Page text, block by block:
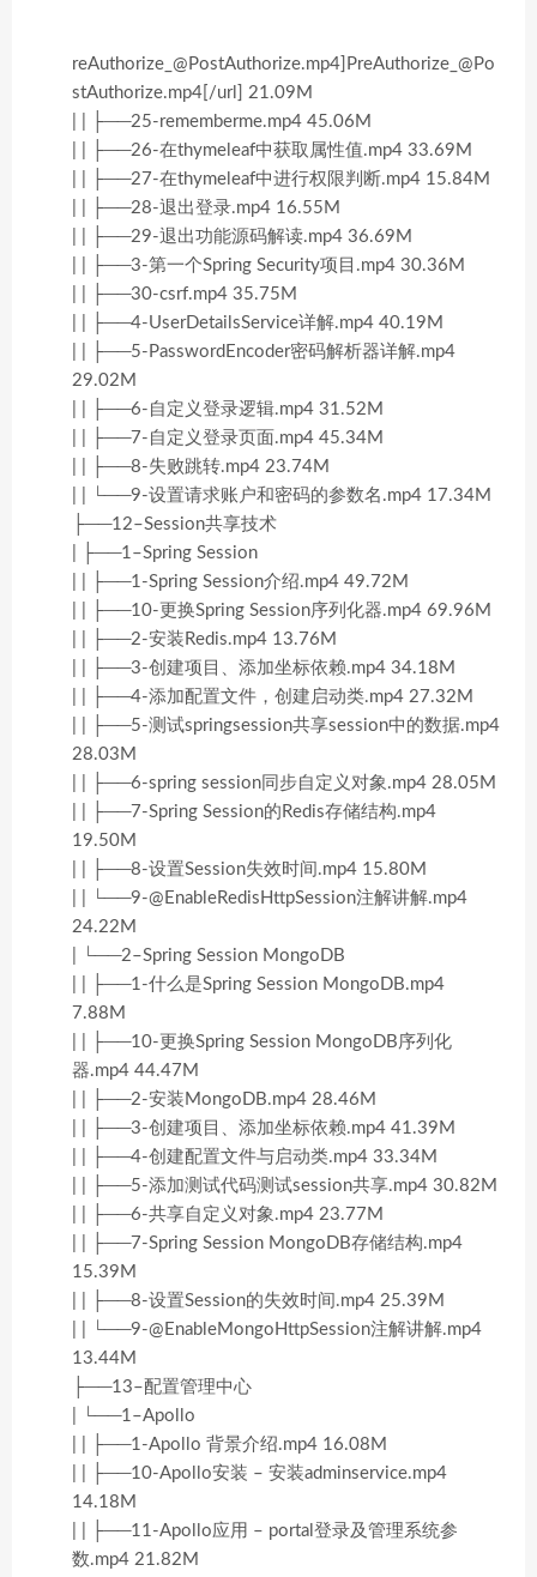
reAuthorize_@PostAuthorize.mp4]PreAuthorize_@Po
stAuthorize.mp4[/url] 21.09M
| | ├──25-rememberme.mp4 45.06M
| | ├──26-在thymeleaf中获取属性值.mp4 33.69M
| | ├──27-在thymeleaf中进行权限判断.mp4 15.84M
| | ├──28-退出登录.mp4 16.55M
| | ├──29-退出功能源码解读.mp4 36.69M
| | ├──3-第一个Spring Security项目.mp4 30.36M
| | ├──30-csrf.mp4 35.75M
| | ├──4-UserDetailsService详解.mp4 40.19M
| | ├──5-PasswordEncoder密码解析器详解.mp4
29.02M
| | ├──6-自定义登录逻辑.mp4 31.52M
| | ├──7-自定义登录页面.mp4 45.34M
| | ├──8-失败跳转.mp4 23.74M
| | └──9-设置请求账户和密码的参数名.mp4 17.34M
├──12–Session共享技术
| ├──1–Spring Session
| | ├──1-Spring Session介绍.mp4 49.72M
| | ├──10-更换Spring Session序列化器.mp4 69.96M
| | ├──2-安装Redis.mp4 13.76M
| | ├──3-创建项目、添加坐标依赖.mp4 34.18M
| | ├──4-添加配置文件，创建启动类.mp4 27.32M
| | ├──5-测试springsession共享session中的数据.mp4
28.03M
| | ├──6-spring session同步自定义对象.mp4 28.05M
| | ├──7-Spring Session的Redis存储结构.mp4
19.50M
| | ├──8-设置Session失效时间.mp4 15.80M
| | └──9-@EnableRedisHttpSession注解讲解.mp4
24.22M
| └──2–Spring Session MongoDB
| | ├──1-什么是Spring Session MongoDB.mp4
7.88M
| | ├──10-更换Spring Session MongoDB序列化
器.mp4 44.47M
| | ├──2-安装MongoDB.mp4 28.46M
| | ├──3-创建项目、添加坐标依赖.mp4 41.39M
| | ├──4-创建配置文件与启动类.mp4 33.34M
| | ├──5-添加测试代码测试session共享.mp4 30.82M
| | ├──6-共享自定义对象.mp4 23.77M
| | ├──7-Spring Session MongoDB存储结构.mp4
15.39M
| | ├──8-设置Session的失效时间.mp4 25.39M
| | └──9-@EnableMongoHttpSession注解讲解.mp4
13.44M
├──13–配置管理中心
| └──1–Apollo
| | ├──1-Apollo 背景介绍.mp4 16.08M
| | ├──10-Apollo安装 – 安装adminservice.mp4
14.18M
| | ├──11-Apollo应用 – portal登录及管理系统参
数.mp4 21.82M